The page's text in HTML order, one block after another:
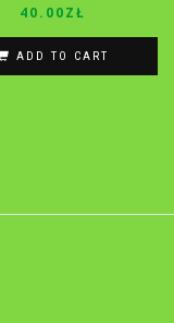
40.00ZŁ
ADD TO CART